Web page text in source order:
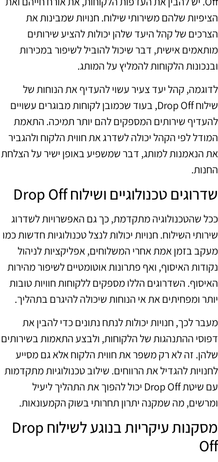
הציפיות שלהם משירותי שילוח. חנויות שמבינות את
הצרכים של קהל היעד שלהן יכולות להציע שירותים
מותאמים אישית, דבר שיכול להוביל לשיפור במכירות
ובנכונות הלקוחות להמליץ על המותג.
לדוגמה, קהל יעד צעיר עשוי להעדיף את הנוחות של
שילוח Drop Off, בעוד שכמובן לקוחות מבוגרים עשויים
להעדיף שירותים המספקים להם יותר תמיכה. התאמת
המודל לפי הקהל יכולה לשדרג את חווית הלקוח ולהגביר
את הנאמנות למותג, דבר שמשפיע באופן ישיר על הצלחת
החנות.
שדרוגים טכנולוגיים ושילוח Drop Off
ככל שהטכנולוגיה מתקדמת, כך גם האפשרויות לשדרוג
שירותי השילוח. חנויות יכולות לנצל טכנולוגיות חדשות כמו
מעקב בזמן אמת אחרי המשלוחים, אפליקציות לניהול
נקודות האיסוף, ואף פתרונות אוטומטיים לשיפור מהירות
האיסוף. השדרוגים הללו מספקים ללקוחות חוויות טובות
יותר ומפחיתים את אי הנוחות שיכולה להיגרם בתהליך.
מעבר לכך, חנויות יכולות לנתח נתונים כדי להבין את
דפוסי ההתנהגות של הלקוחות, ולבצע התאמות בשירותים
שלהן. זה לא רק משפר את חווית הלקוח אלא גם מסייע
לחנויות להגדיל את הרווחים. שילוב טכנולוגיות מתקדמות
עם שיטת Drop Off יכול להפוך את התהליך ליעיל
ומרשים, מה שמקנה יתרון תחרותי בשוק הקמעונאות.
מסקנות עיקריות בנוגע לשילוח Drop
Off